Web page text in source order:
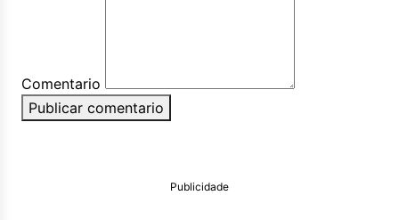
Comentario
Publicar comentario
Publicidade